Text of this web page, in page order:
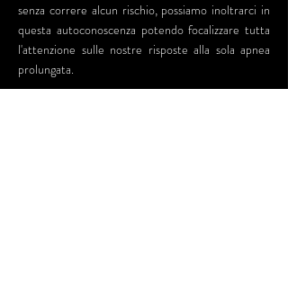
senza correre alcun rischio, possiamo inoltrarci in
questa autoconoscenza potendo focalizzare tutta
l'attenzione sulle nostre risposte alla sola apnea
prolungata.